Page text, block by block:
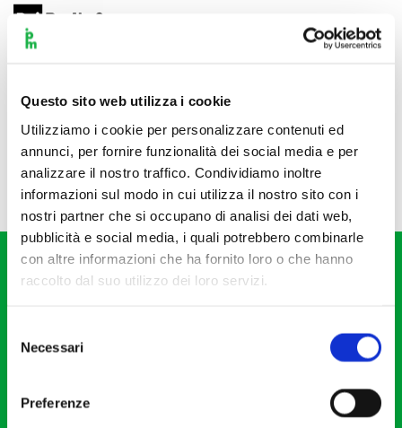
Questo sito web utilizza i cookie
Utilizziamo i cookie per personalizzare contenuti ed
annunci, per fornire funzionalità dei social media e per
analizzare il nostro traffico. Condividiamo inoltre
informazioni sul modo in cui utilizza il nostro sito con i
nostri partner che si occupano di analisi dei dati web,
pubblicità e social media, i quali potrebbero combinarle
con altre informazioni che ha fornito loro o che hanno
raccolto dal suo utilizzo dei loro servizi.
delNecessari
Preferenze
20121 Milano